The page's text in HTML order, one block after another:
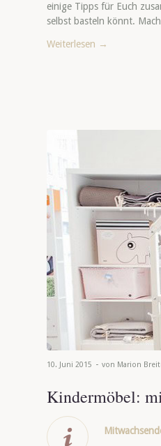
einige Tipps für Euch
selbst basteln könnt.
Weiterlesen →
10. Juni 2015 - von Marion
Kindermöbel: